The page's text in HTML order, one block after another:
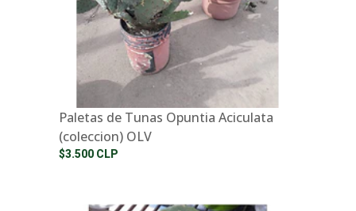
Paletas de Tunas Opuntia Aciculata
(coleccion) OLV
$3.500 CLP